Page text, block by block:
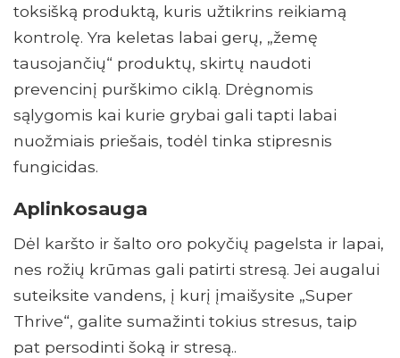
toksišką produktą, kuris užtikrins reikiamą
kontrolę. Yra keletas labai gerų, „žemę
tausojančių“ produktų, skirtų naudoti
prevencinį purškimo ciklą. Drėgnomis
sąlygomis kai kurie grybai gali tapti labai
nuožmiais priešais, todėl tinka stipresnis
fungicidas.
Aplinkosauga
Dėl karšto ir šalto oro pokyčių pagelsta ir lapai,
nes rožių krūmas gali patirti stresą. Jei augalui
suteiksite vandens, į kurį įmaišysite „Super
Thrive“, galite sumažinti tokius stresus, taip
pat persodinti šoką ir stresą..